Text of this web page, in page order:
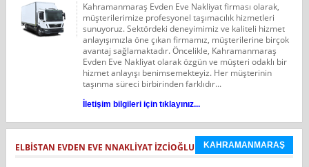
Kahramanmaraş Evden Eve Nakliyat firması olarak,
müşterilerimize profesyonel taşımacılık hizmetleri
sunuyoruz. Sektördeki deneyimimiz ve kaliteli hizmet
anlayışımızla öne çıkan firmamız, müşterilerine birçok
avantaj sağlamaktadır. Öncelikle, Kahramanmaraş
Evden Eve Nakliyat olarak özgün ve müşteri odaklı bir
hizmet anlayışı benimsemekteyiz. Her müşterinin
taşınma süreci birbirinden farklıdır...
İletişim bilgileri için tıklayınız...
ELBİSTAN EVDEN EVE NNAKLİYAT İZCİOĞLU KAHRAMANMARAŞ